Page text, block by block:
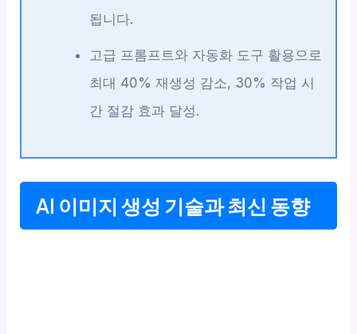
됩니다.
고급 프롬프트와 자동화 도구 활용으로
최대 40% 재생성 감소, 30% 작업 시
간 절감 효과 달성.
AI 이미지 생성 기술과 최신 동향